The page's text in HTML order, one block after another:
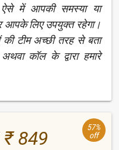
में आपकी समस्या या
आपके लिए उपयुक्त रहेगा।
की टीम अच्छी तरह से बता
कॉल के द्वारा हमारे
57%
off
849